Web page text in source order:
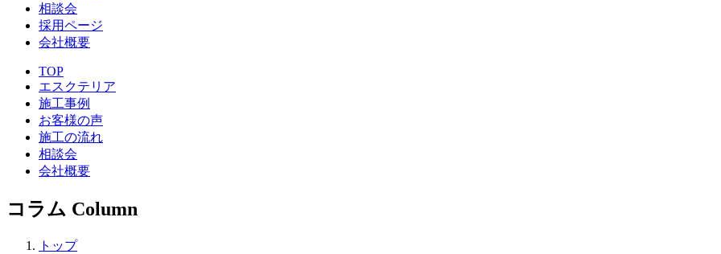
相談会
採用ページ
会社概要
TOP
エスクテリア
施工事例
お客様の声
施工の流れ
相談会
会社概要
コラム Column
トップ